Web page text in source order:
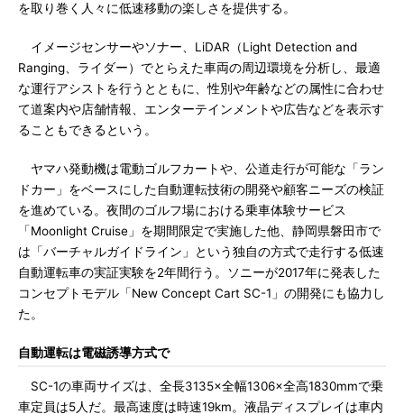
を取り巻く人々に低速移動の楽しさを提供する。
イメージセンサーやソナー、LiDAR（Light Detection and
Ranging、ライダー）でとらえた車両の周辺環境を分析し、最適
な運行アシストを行うとともに、性別や年齢などの属性に合わせ
て道案内や店舗情報、エンターテインメントや広告などを表示す
ることもできるという。
ヤマハ発動機は電動ゴルフカートや、公道走行が可能な「ラン
ドカー」をベースにした自動運転技術の開発や顧客ニーズの検証
を進めている。夜間のゴルフ場における乗車体験サービス
「Moonlight Cruise」を期間限定で実施した他、静岡県磐田市で
は「バーチャルガイドライン」という独自の方式で走行する低速
自動運転車の実証実験を2年間行う。ソニーが2017年に発表した
コンセプトモデル「New Concept Cart SC-1」の開発にも協力し
た。
自動運転は電磁誘導方式で
SC-1の車両サイズは、全長3135×全幅1306×全高1830mmで乗
車定員は5人だ。最高速度は時速19km。液晶ディスプレイは車内